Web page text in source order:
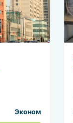
Эконом